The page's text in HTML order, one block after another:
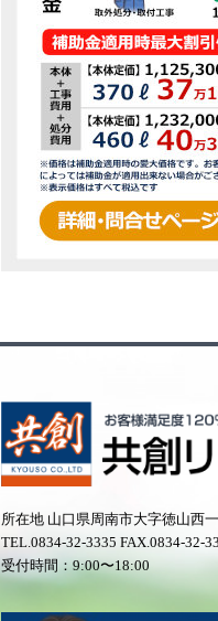
所在地 山口県周南市大字徳山西
TEL.0834-32-3335 FAX.0834-32-
受付時間：9:00〜18:00